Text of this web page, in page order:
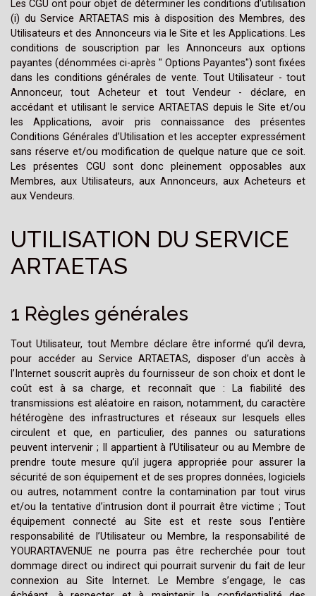
Les CGU ont pour objet de déterminer les conditions d'utilisation
(i) du Service ARTAETAS mis à disposition des Membres, des
Utilisateurs et des Annonceurs via le Site et les Applications. Les
conditions de souscription par les Annonceurs aux options
payantes (dénommées ci-après " Options Payantes") sont fixées
dans les conditions générales de vente. Tout Utilisateur - tout
Annonceur, tout Acheteur et tout Vendeur - déclare, en
accédant et utilisant le service ARTAETAS depuis le Site et/ou
les Applications, avoir pris connaissance des présentes
Conditions Générales d’Utilisation et les accepter expressément
sans réserve et/ou modification de quelque nature que ce soit.
Les présentes CGU sont donc pleinement opposables aux
Membres, aux Utilisateurs, aux Annonceurs, aux Acheteurs et
aux Vendeurs.
UTILISATION DU SERVICE
ARTAETAS
1 Règles générales
Tout Utilisateur, tout Membre déclare être informé qu’il devra,
pour accéder au Service ARTAETAS, disposer d’un accès à
l’Internet souscrit auprès du fournisseur de son choix et dont le
coût est à sa charge, et reconnaît que : La fiabilité des
transmissions est aléatoire en raison, notamment, du caractère
hétérogène des infrastructures et réseaux sur lesquels elles
circulent et que, en particulier, des pannes ou saturations
peuvent intervenir ; Il appartient à l’Utilisateur ou au Membre de
prendre toute mesure qu’il jugera appropriée pour assurer la
sécurité de son équipement et de ses propres données, logiciels
ou autres, notamment contre la contamination par tout virus
et/ou la tentative d’intrusion dont il pourrait être victime ; Tout
équipement connecté au Site est et reste sous l’entière
responsabilité de l’Utilisateur ou Membre, la responsabilité de
YOURARTAVENUE ne pourra pas être recherchée pour tout
dommage direct ou indirect qui pourrait survenir du fait de leur
connexion au Site Internet. Le Membre s’engage, le cas